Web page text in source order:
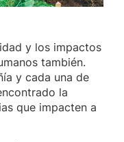
y los impactos
también.
y cada una de
la
que impacten a